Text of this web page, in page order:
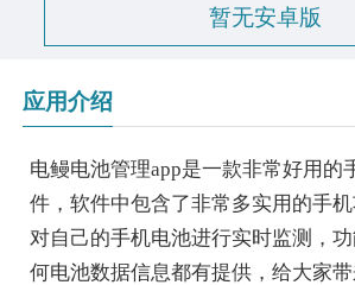
暂无安卓版
应用介绍
电鳗电池管理app是一款非常好用的
件，软件中包含了非常多实用的手
对自己的手机电池进行实时监测，
何电池数据信息都有提供，给大家